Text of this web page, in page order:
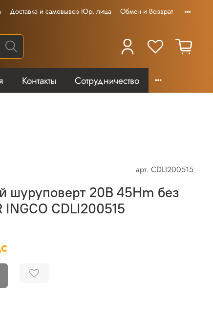
Доставка и самовывоз Юр. лица Обмен и Возврат
Контакты Сотрудничество
арт. CDLI200515
шуруповерт 20B 45Hm без
CDLI200515